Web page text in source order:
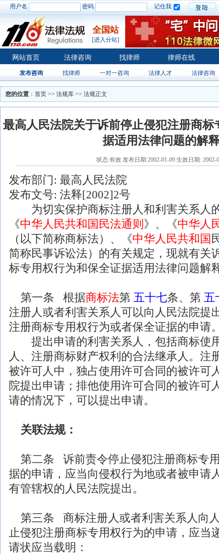
用户名 密码 记住我
全国站
[进入分站]
网站首页 法律咨询 找律师 律师在线
发布咨询 找律师 一对一咨询 法律人才 法律咨询
您的位置 ： 首页 >> 法规库 >> 法规正文
最高人民法院关于诉前停止侵犯注册商标
据适用法律问题的解
状态:有效 发布日期:2002-01-09 生效日期: 2002-
发布部门: 最高人民法院
发布文号: 法释[2002]2号
为切实保护商标注册人和利害关系人
《中华人民共和国民法通则 》、《中华人
（以下简称商标法）、《中华人民共和国
简称民事诉讼法）的有关规定，现就有关
标专用权行为和保全证据适用法律问题解
第一条 根据商标法第 五十七条、第 五
注册人或者利害关系人可以向人民法院提
注册商标专用权行为或者保全证据的申请
提出申请的利害关系人，包括商标使
人、注册商标财产权利的合法继承人。注
被许可人中，独占使用许可合同的被许可
院提出申请；排他使用许可合同的被许可
请的情况下，可以提出申请。
关联法规：
第二条 诉前责令停止侵犯注册商标专
据的申请，应当向侵权行为地或者被申请
有管辖权的人民法院提出。
第三条 商标注册人或者利害关系人向
止侵犯注册商标专用权行为的申请，应当
请状应当载明：